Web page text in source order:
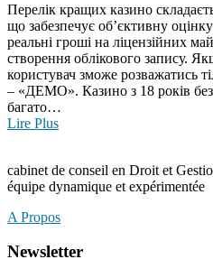
Перелік кращих казино
що забезпечує об’єктивну
реальні гроші на ліцензійних
створення облікового запису.
користувач зможе розважатись
– «ДЕМО». Казино з 18 років без
багато…
Lire Plus
cabinet de conseil en Droit et
équipe dynamique et expérimentée
A Propos
Newsletter